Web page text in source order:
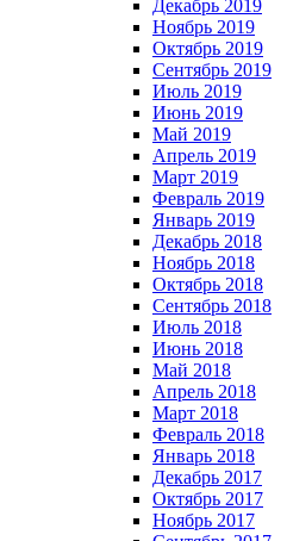
Декабрь 2019
Ноябрь 2019
Октябрь 2019
Сентябрь 2019
Июль 2019
Июнь 2019
Май 2019
Апрель 2019
Март 2019
Февраль 2019
Январь 2019
Декабрь 2018
Ноябрь 2018
Октябрь 2018
Сентябрь 2018
Июль 2018
Июнь 2018
Май 2018
Апрель 2018
Март 2018
Февраль 2018
Январь 2018
Декабрь 2017
Октябрь 2017
Ноябрь 2017